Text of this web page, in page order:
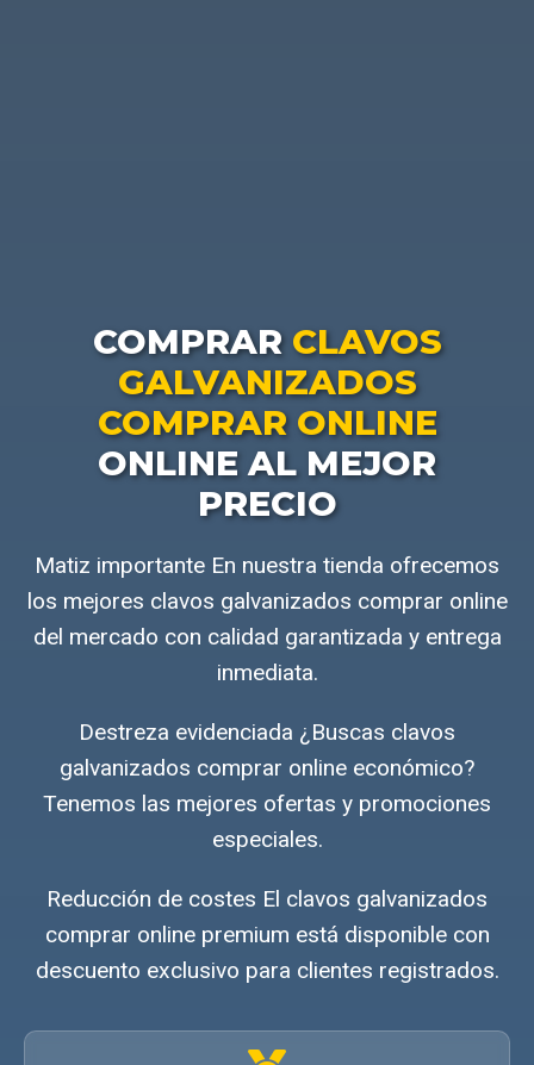
COMPRAR CLAVOS
GALVANIZADOS
COMPRAR ONLINE
ONLINE AL MEJOR
PRECIO
Matiz importante En nuestra tienda ofrecemos
los mejores clavos galvanizados comprar online
del mercado con calidad garantizada y entrega
inmediata.
Destreza evidenciada ¿Buscas clavos
galvanizados comprar online económico?
Tenemos las mejores ofertas y promociones
especiales.
Reducción de costes El clavos galvanizados
comprar online premium está disponible con
descuento exclusivo para clientes registrados.